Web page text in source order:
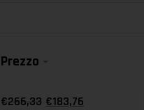
Prezzo
€266,33 €183,76